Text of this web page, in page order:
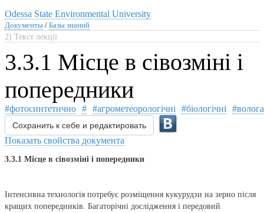
Odessa State Environmental University
Документы / Базы знаний
2) Текст лекції
3.3.1 Місце в сівозміні і
попередники
#фотосинтетично # #агрометеорологічні #біологічні #волога
Сохранить к себе и редактировать
Показать свойства документа
3.3.1 Місце в сівозміні і попередники
Інтенсивна технологія потребує розміщення кукурудзи на зерно після
кращих попередників. Багаторічні дослідження і передовий